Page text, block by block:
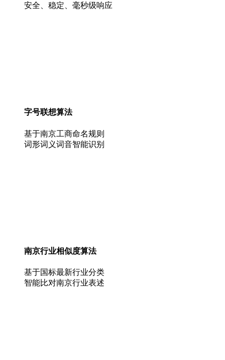
安全、稳定、毫秒级响应
字号联想算法
基于南京工商命名规则
词形词义词音智能识别
南京行业相似度算法
基于国标最新行业分类
智能比对南京行业表述